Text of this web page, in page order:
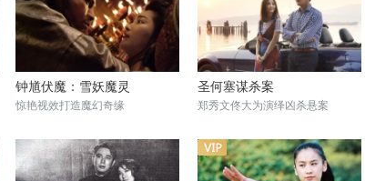
钟馗伏魔：雪妖魔灵
惊艳视效打造魔幻奇缘
圣何塞谋杀案
郑秀文佟大为演绎凶杀悬案